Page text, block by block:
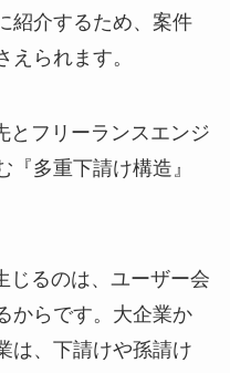
紹介するため、案件
られます。
とフリーランスエンジ
多重下請け構造』
じるのは、ユーザー会
からです。大企業か
は、下請けや孫請け